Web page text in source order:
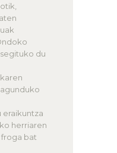
du
eraikuntza
herriaren
bat